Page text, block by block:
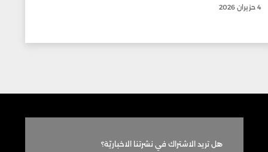
4 حزيران 2026
هل تريد الاشتراك في نشرتنا الاخباريّة؟